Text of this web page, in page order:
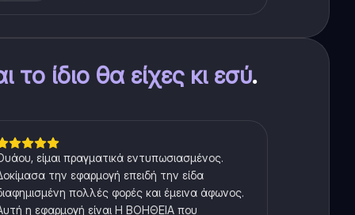
το ίδιο θα είχες κι εσύ.
είμαι πραγματικά εντυπωσιασμένος.
την εφαρμογή επειδή την είδα
πολλές φορές και έμεινα άφωνος.
η εφαρμογή είναι Η ΒΟΗΘΕΙΑ που